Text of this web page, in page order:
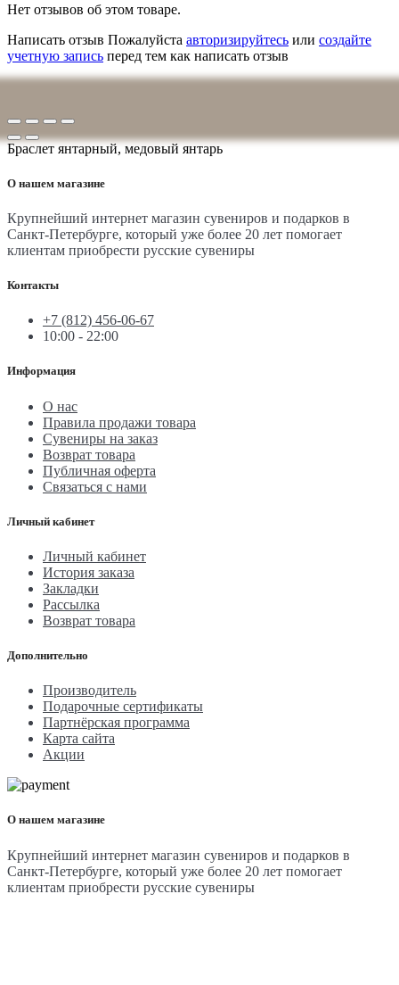
Нет отзывов об этом товаре.
Написать отзыв Пожалуйста авторизируйтесь или создайте
учетную запись перед тем как написать отзыв
Браслет янтарный, медовый янтарь
О нашем магазине
Крупнейший интернет магазин сувениров и подарков в
Санкт-Петербурге, который уже более 20 лет помогает
клиентам приобрести русские сувениры
Контакты
+7 (812) 456-06-67
10:00 - 22:00
Информация
О нас
Правила продажи товара
Сувениры на заказ
Возврат товара
Публичная оферта
Связаться с нами
Личный кабинет
Личный кабинет
История заказа
Закладки
Рассылка
Возврат товара
Дополнительно
Производитель
Подарочные сертификаты
Партнёрская программа
Карта сайта
Акции
О нашем магазине
Крупнейший интернет магазин сувениров и подарков в
Санкт-Петербурге, который уже более 20 лет помогает
клиентам приобрести русские сувениры